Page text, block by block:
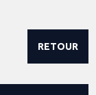
RETOUR